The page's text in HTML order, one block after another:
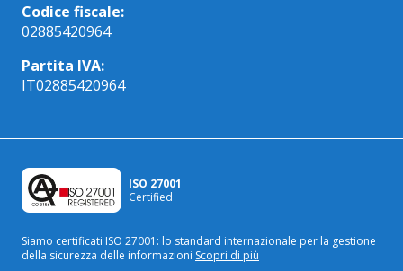
Codice fiscale:
02885420964
Partita IVA:
IT02885420964
ISO 27001
Certified
Siamo certificati ISO 27001: lo standard internazionale per la gestione
della sicurezza delle informazioni Scopri di più